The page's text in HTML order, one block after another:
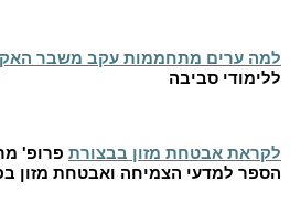
למה ערים מתחממות עקב משבר
ללימודי סביבה
לקראת אבטחת מזון בבצורת פרופ'
הספר למדעי הצמיחה ואבטחת מזון